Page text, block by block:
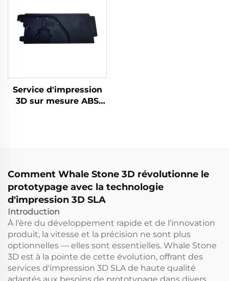
d'impression 3D en
résine
Service d'impression
3D sur mesure ABS
Comment Whale Stone 3D révolutionne le
prototypage avec la technologie
d'impression 3D SLA
Introduction
À l'ère du développement rapide et de l'innovation
produit, la vitesse et la précision ne sont plus
optionnelles — elles sont essentielles. Whale Stone
3D est à la pointe de cette évolution, offrant des
services d'impression 3D SLA de haute qualité